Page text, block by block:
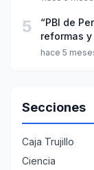
5
“PBI de
reformas
hace 5
Secciones
Caja Trujillo
Ciencia